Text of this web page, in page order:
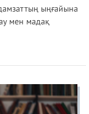
ыңғайына
мен мадақ